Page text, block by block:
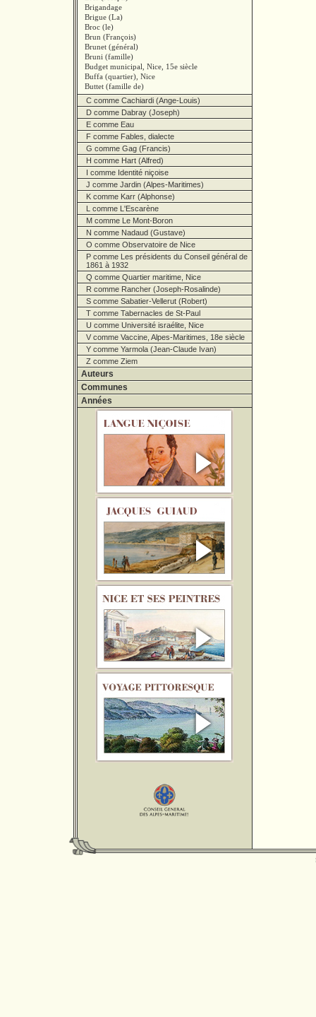
Brigandage
Brigue (La)
Broc (le)
Brun (François)
Brunet (général)
Bruni (famille)
Budget municipal, Nice, 15e siècle
Buffa (quartier), Nice
Buttet (famille de)
C comme Cachiardi (Ange-Louis)
D comme Dabray (Joseph)
E comme Eau
F comme Fables, dialecte
G comme Gag (Francis)
H comme Hart (Alfred)
I comme Identité niçoise
J comme Jardin (Alpes-Maritimes)
K comme Karr (Alphonse)
L comme L'Escarène
M comme Le Mont-Boron
N comme Nadaud (Gustave)
O comme Observatoire de Nice
P comme Les présidents du Conseil général de
1861 à 1932
Q comme Quartier maritime, Nice
R comme Rancher (Joseph-Rosalinde)
S comme Sabatier-Vellerut (Robert)
T comme Tabernacles de St-Paul
U comme Université israélite, Nice
V comme Vaccine, Alpes-Maritimes, 18e siècle
Y comme Yarmola (Jean-Claude Ivan)
Z comme Ziem
Auteurs
Communes
Années